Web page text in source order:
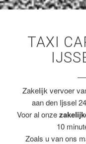
TAXI
Zakelijk vervoer
aan den Ijssel
Voor al onze
10
Zoals u van ons